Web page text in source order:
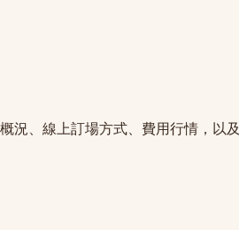
況、線上訂場方式、費用行情，以